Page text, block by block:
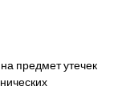
предмет утечек